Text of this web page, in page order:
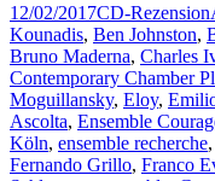
12/02/2017CD-Rezension
Kounadis, Ben Johnston,
Bruno Maderna, Charles
Contemporary Chamber
Moguillansky, Eloy,
Ascolta, Ensemble
Köln, ensemble recherche,
Fernando Grillo, Franco